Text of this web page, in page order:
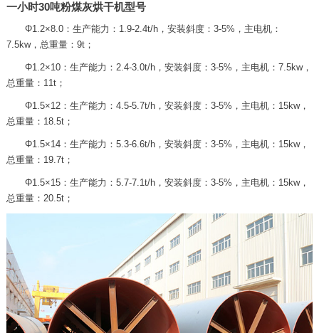
一小时30吨粉煤灰烘干机型号
Φ1.2×8.0：生产能力：1.9-2.4t/h，安装斜度：3-5%，主电机：
7.5kw，总重量：9t；
Φ1.2×10：生产能力：2.4-3.0t/h，安装斜度：3-5%，主电机：7.5kw，
总重量：11t；
Φ1.5×12：生产能力：4.5-5.7t/h，安装斜度：3-5%，主电机：15kw，
总重量：18.5t；
Φ1.5×14：生产能力：5.3-6.6t/h，安装斜度：3-5%，主电机：15kw，
总重量：19.7t；
Φ1.5×15：生产能力：5.7-7.1t/h，安装斜度：3-5%，主电机：15kw，
总重量：20.5t；